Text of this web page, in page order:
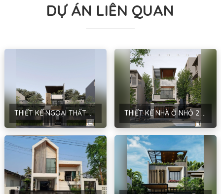
DỰ ÁN LIÊN QUAN
THIẾT KẾ NGOẠI THẤT NHÀ Ở LIỀN KỀ – PHONG CÁCH HIỆN ĐẠI – HÀ NỘI – ANH SƠN THIẾT KẾ NHÀ Ở NHỎ 2 TẦNG 1 TUM PHONG CÁCH HIỆN ĐẠI TẠI NINH BÌNH – ANH ĐỘ